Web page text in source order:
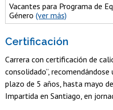
Vacantes para Programa de
Género (ver más)
Certificación
Carrera con certificación de
consolidado”,
plazo de 5 años, hasta mayo
Impartida en Santiago, en